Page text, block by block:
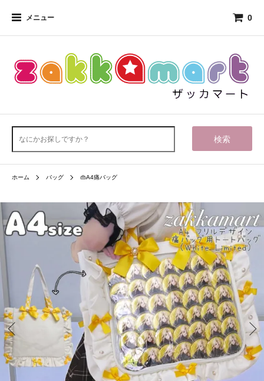
メニュー 0
検索
ホーム バッグ 👜A4痛バッグ